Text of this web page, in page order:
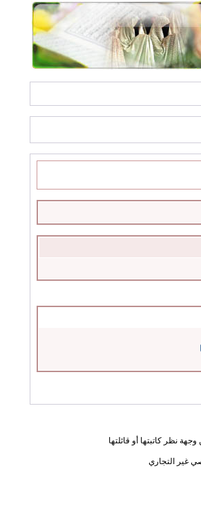
نظر كاتبتها أو قائلتها
غير التجاري